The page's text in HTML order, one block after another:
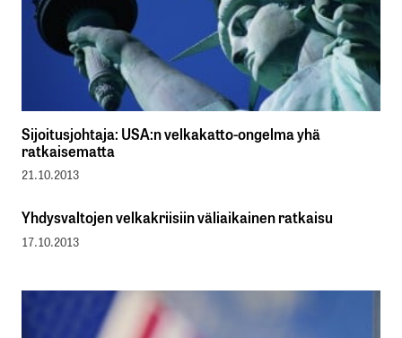
Sijoitusjohtaja: USA:n velkakatto-ongelma yhä
ratkaisematta
21.10.2013
Yhdysvaltojen velkakriisiin väliaikainen ratkaisu
17.10.2013